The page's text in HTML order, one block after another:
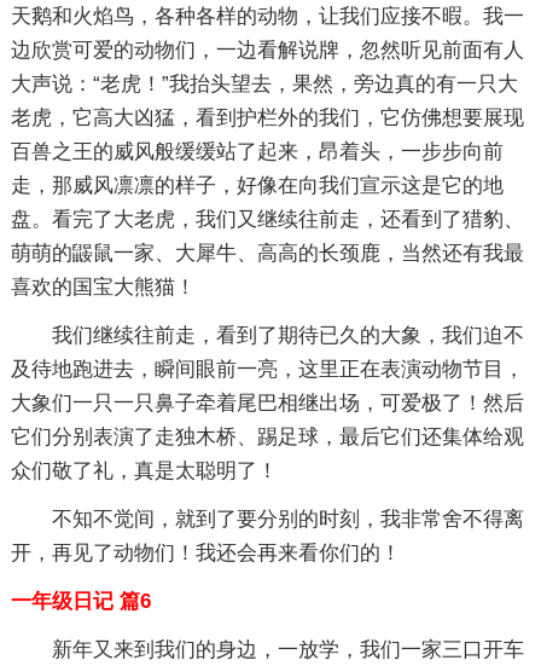
天鹅和火焰鸟，各种各样的动物，让我们应接不暇。我一
边欣赏可爱的动物们，一边看解说牌，忽然听见前面有人
大声说：“老虎！”我抬头望去，果然，旁边真的有一只大
老虎，它高大凶猛，看到护栏外的我们，它仿佛想要展现
百兽之王的威风般缓缓站了起来，昂着头，一步步向前
走，那威风凛凛的样子，好像在向我们宣示这是它的地
盘。看完了大老虎，我们又继续往前走，还看到了猎豹、
萌萌的鼹鼠一家、大犀牛、高高的长颈鹿，当然还有我最
喜欢的国宝大熊猫！
我们继续往前走，看到了期待已久的大象，我们迫不
及待地跑进去，瞬间眼前一亮，这里正在表演动物节目，
大象们一只一只鼻子牵着尾巴相继出场，可爱极了！然后
它们分别表演了走独木桥、踢足球，最后它们还集体给观
众们敬了礼，真是太聪明了！
不知不觉间，就到了要分别的时刻，我非常舍不得离
开，再见了动物们！我还会再来看你们的！
一年级日记 篇6
新年又来到我们的身边，一放学，我们一家三口开车